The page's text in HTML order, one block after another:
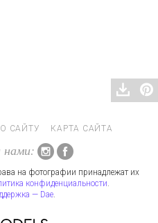
САЙТУ КАРТА САЙТА
нами:
на фотографии принадлежат их
конфиденциальности.
— Dae.